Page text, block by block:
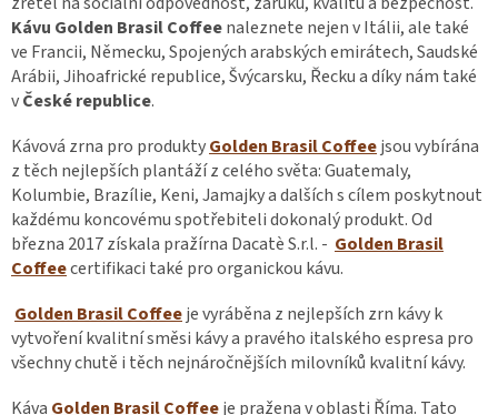
Kávu Golden Brasil Coffeenaleznete nejen v Itálii, ale také
ve Francii, Německu, Spojených arabských emirátech, Saudské
Arábii, Jihoafrické republice, Švýcarsku, Řecku a díky nám také
vČeské republice.
Kávová zrna pro produktyGolden Brasil Coffeejsou vybírána
z těch nejlepších plantáží z celého světa: Guatemaly,
Kolumbie, Brazílie, Keni, Jamajky a dalších s cílem poskytnout
každému koncovému spotřebiteli dokonalý produkt. Od
března 2017 získala pražírna Dacatè S.r.l. - Golden Brasil
Coffeecertifikaci také pro organickou kávu.
Golden Brasil Coffeeje vyráběna z nejlepších zrn kávy k
vytvoření kvalitní směsi kávy a pravého italského espresa pro
všechny chutě i těch nejnáročnějších milovníků kvalitní kávy.
Káva Golden Brasil Coffeeje pražena v oblasti Říma. Tato